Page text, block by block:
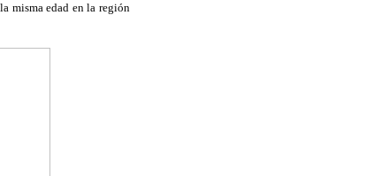
misma edad en la región